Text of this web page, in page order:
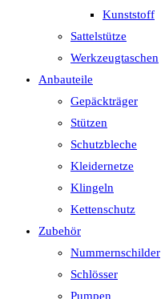
Kunststoff
Sattelstütze
Werkzeugtaschen
Anbauteile
Gepäckträger
Stützen
Schutzbleche
Kleidernetze
Klingeln
Kettenschutz
Zubehör
Nummernschilder
Schlösser
Pumpen